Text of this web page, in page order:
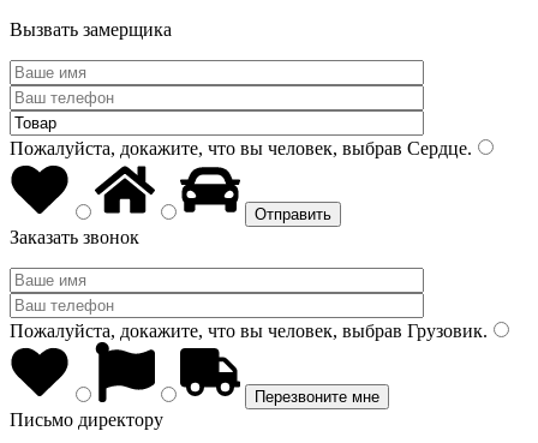
Вызвать замерщика
Пожалуйста, докажите, что вы человек, выбрав Сердце.
Заказать звонок
Пожалуйста, докажите, что вы человек, выбрав Грузовик.
Письмо директору